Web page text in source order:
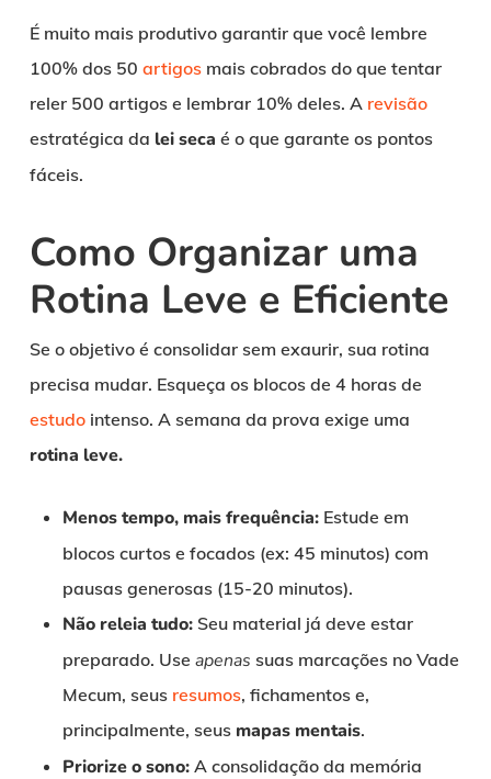
É muito mais produtivo garantir que você lembre
100% dos 50 artigosmais cobrados do que tentar
reler 500 artigos e lembrar 10% deles. A revisão
estratégica da lei seca é o que garante os pontos
fáceis.
Como Organizar uma
Rotina Leve e Eficiente
Se o objetivo é consolidar sem exaurir, sua rotina
precisa mudar. Esqueça os blocos de 4 horas de
estudointenso. A semana da prova exige uma
rotina leve.
Menos tempo, mais frequência:Estude em
blocos curtos e focados (ex: 45 minutos) com
pausas generosas (15-20 minutos).
Não releia tudo:Seu material já deve estar
preparado. Use apenas suas marcações no Vade
Mecum, seus resumos, fichamentos e,
principalmente, seus mapas mentais.
Priorize o sono:A consolidação da memória